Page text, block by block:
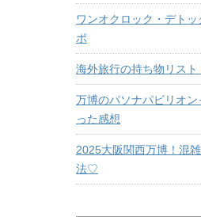
ワンオクロック・デト
ポ
海外旅行の持ち物リスト
万博のパソナパビリオ
った感想
2025大阪関西万博！混
法♡